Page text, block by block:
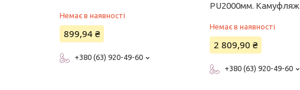
Немає в наявності
899,94 ₴
+380 (63) 920-49-60
PU2000мм. Камуфляж
Немає в наявності
2 809,90 ₴
+380 (63) 920-49-60